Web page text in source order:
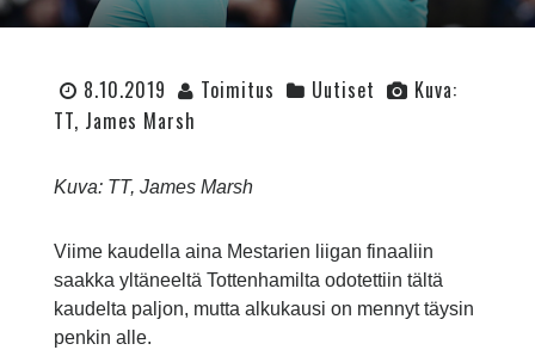
8.10.2019 Toimitus Uutiset
Kuva:
TT, James Marsh
Kuva: TT, James Marsh
Viime kaudella aina Mestarien liigan finaaliin
saakka yltäneeltä Tottenhamilta odotettiin tältä
kaudelta paljon, mutta alkukausi on mennyt täysin
penkin alle.